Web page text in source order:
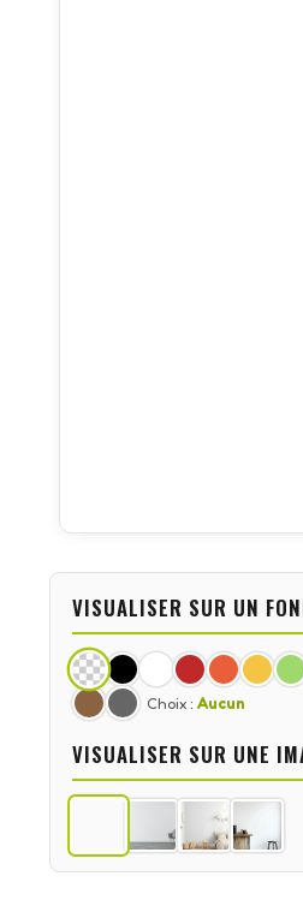
VISUALISER SUR UN
Choix : Aucun
VISUALISER SUR UNE